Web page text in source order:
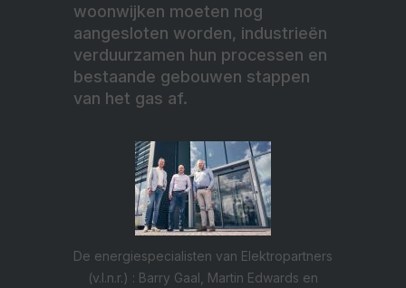
woonwijken moeten nog
aangesloten worden, industrieën
verduurzamen hun processen en
bestaande gebouwen stappen
van het gas af.
De energiespecialisten van Elektropartners
(v.l.n.r.) : Barry Gaal, Martin Edwards en